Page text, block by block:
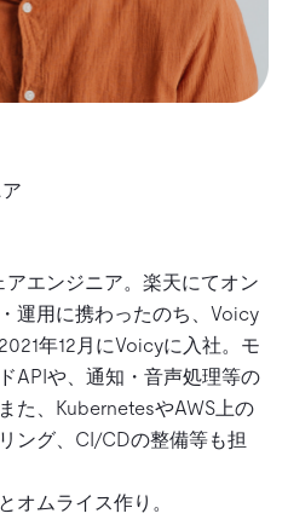
エンジニア。楽天にてオン
運用に携わったのち、Voicy
年12月にVoicyに入社。モ
APIや、通知・音声処理等の
た、KubernetesやAWS上の
ング、CI/CDの整備等も担
オムライス作り。